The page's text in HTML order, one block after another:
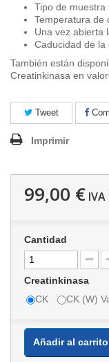
Tipo de muestra
Temperatura de
Una vez abierta
Caducidad de la
También están
Creatinkinasa en
Tweet
Imprimir
99,00 €
Cantidad
Creatinkinasa
CK
CK (W)
Añadir al carrito